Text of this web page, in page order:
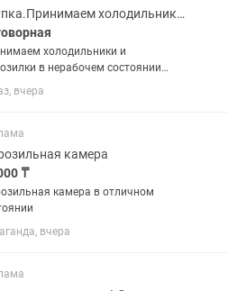
Скупка.Принимаем холодильники и морозилки в нерабочем состоянии недорого
холодильники и
в нерабочем состоянии
Фотки для оценки можно
. Поможем вынести старую
вчера
камера
₸
камера в отличном
вчера